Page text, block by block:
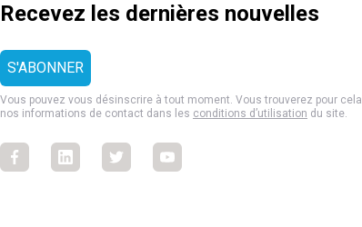
Recevez les dernières nouvelles
Vous pouvez vous désinscrire à tout moment. Vous trouverez pour cela
nos informations de contact dans les conditions d’utilisation du site.
FacebookFacebookFacebookFacebook